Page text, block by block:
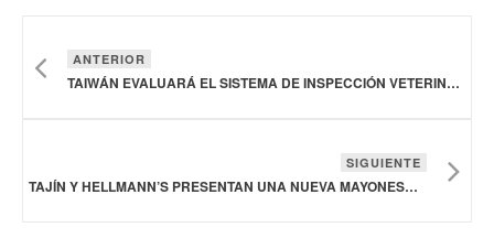
ANTERIOR
TAIWÁN EVALUARÁ EL SISTEMA DE INSPECCIÓN VETERINARIO MEXICANO PARA LA EXPORTACIÓN DE CARNE DE CERDO
SIGUIENTE
TAJÍN Y HELLMANN’S PRESENTAN UNA NUEVA MAYONESA CON CHILE